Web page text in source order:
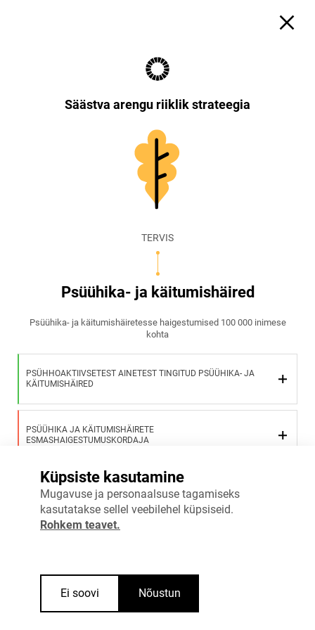
Säästva arengu riiklik strateegia
TERVIS
Psüühika- ja käitumishäired
Psüühika- ja käitumishäiretesse haigestumised 100 000 inimese
kohta
PSÜHHOAKTIIVSETEST AINETEST TINGITUD PSÜÜHIKA- JA
KÄITUMISHÄIRED
PSÜÜHIKA JA KÄITUMISHÄIRETE
ESMASHAIGESTUMUSKORDAJA
Vaata täpsemalt
Küpsiste kasutamine
Mugavuse ja personaalsuse tagamiseks
kasutatakse sellel veebilehel küpsiseid.
Rohkem teavet.
Ei soovi Nõustun